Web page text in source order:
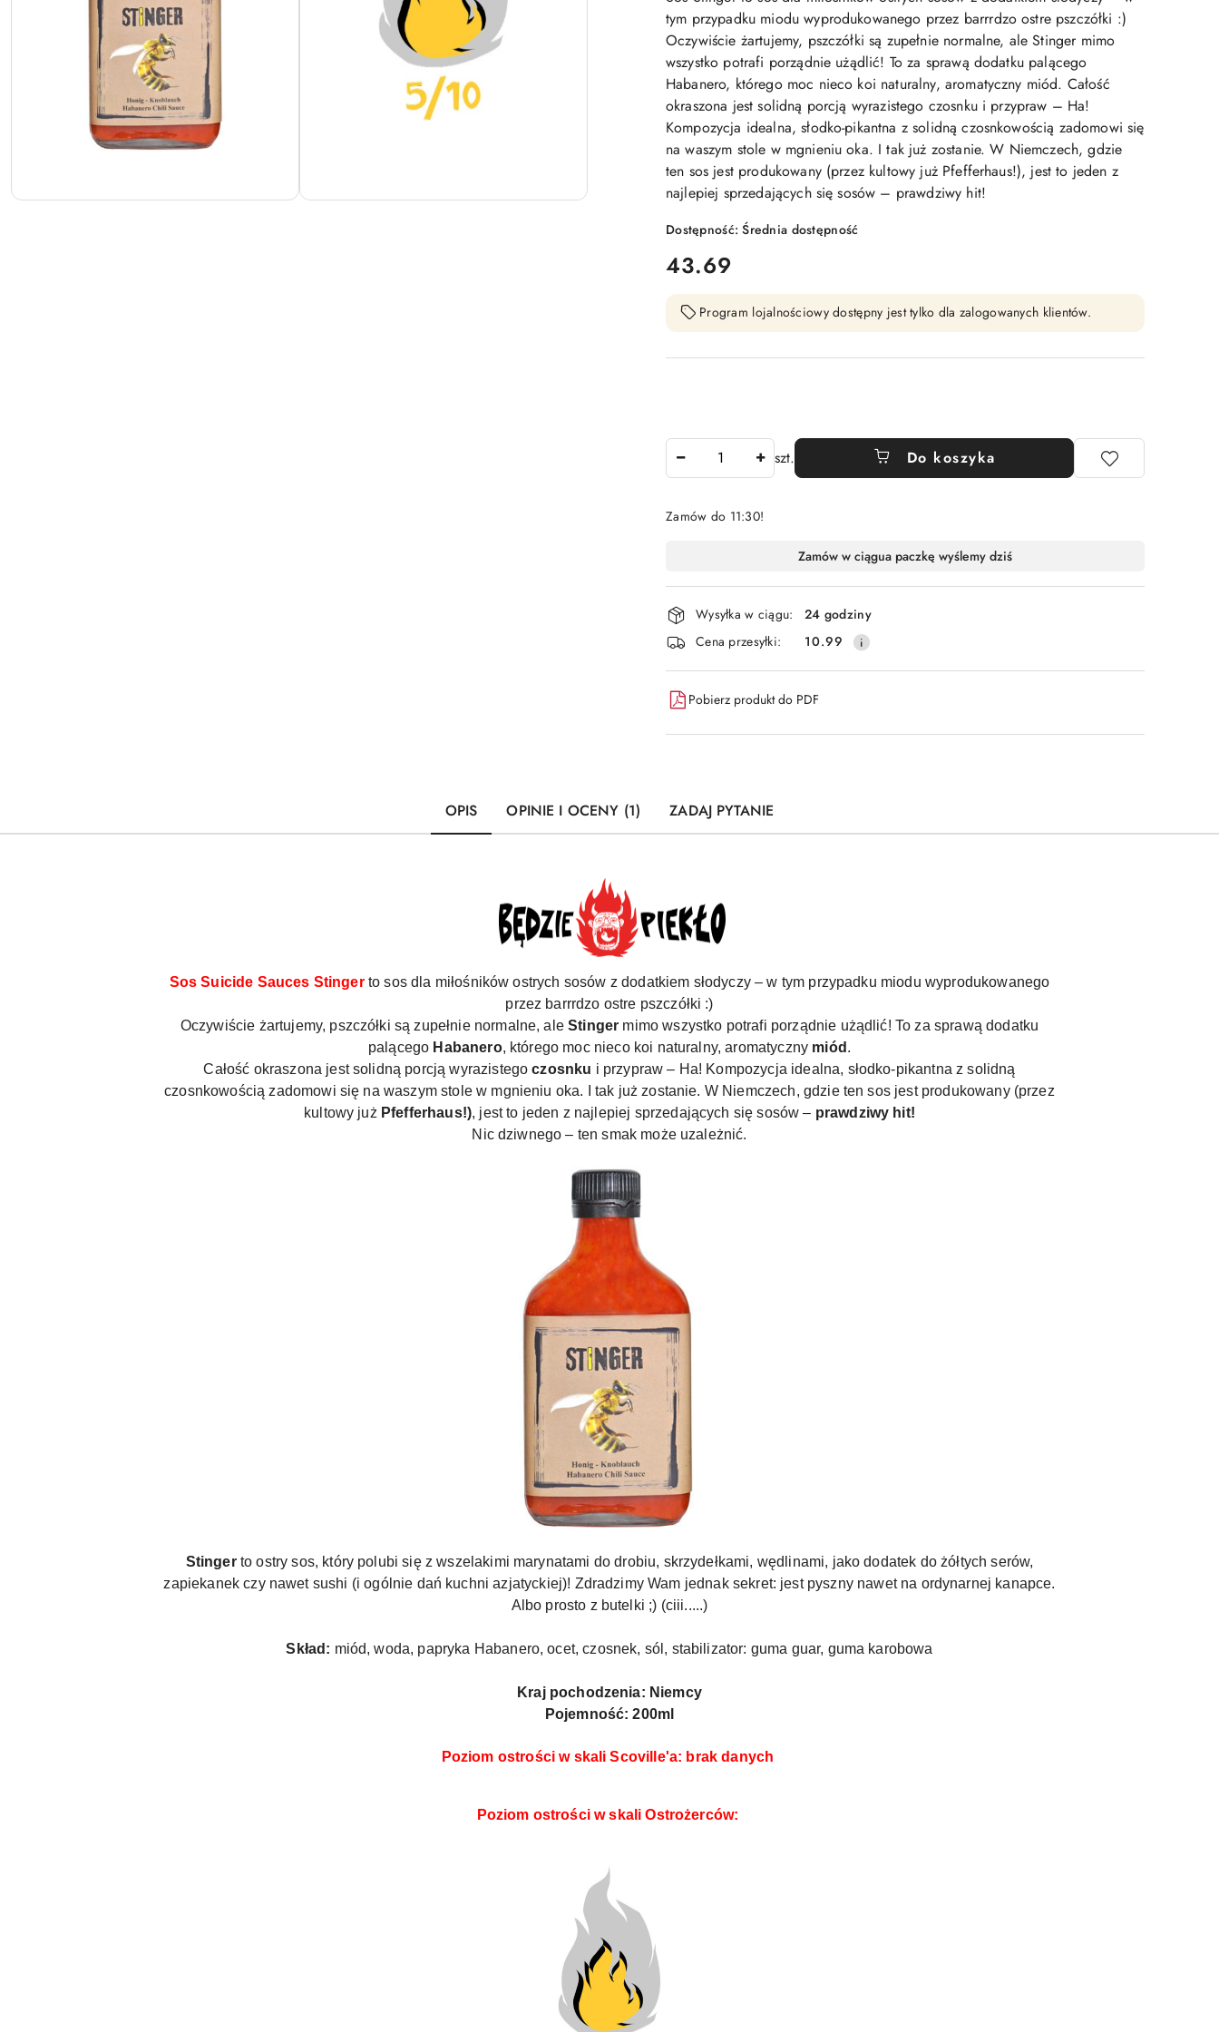
tym przypadku miodu wyprodukowanego przez barrrdzo ostre pszczółki :)
Oczywiście żartujemy, pszczółki są zupełnie normalne, ale Stinger mimo
wszystko potrafi porządnie użądlić! To za sprawą dodatku palącego
Habanero, którego moc nieco koi naturalny, aromatyczny miód. Całość
okraszona jest solidną porcją wyrazistego czosnku i przypraw – Ha!
Kompozycja idealna, słodko-pikantna z solidną czosnkowością zadomowi się
na waszym stole w mgnieniu oka. I tak już zostanie. W Niemczech, gdzie
ten sos jest produkowany (przez kultowy już Pfefferhaus!), jest to jeden z
najlepiej sprzedających się sosów – prawdziwy hit!
Dostępność:Średnia dostępność
cena:
43.69
Program lojalnościowy dostępny jest tylko dla zalogowanych klientów.
szt. Do koszyka
Zamów do 11:30!
i
dostawa
Zamów w ciągua paczkę wyślemy dziś
Wysyłka w ciągu:
24 godziny
Cena przesyłki:
10.99
Pobierz produkt do PDF
OPIS OPINIE I OCENY (1) ZADAJ PYTANIE
Sos Suicide Sauces Stinger to sos dla miłośników ostrych sosów z dodatkiem słodyczy – w tym przypadku miodu wyprodukowanego
przez barrrdzo ostre pszczółki :)
Oczywiście żartujemy, pszczółki są zupełnie normalne, aleStinger mimo wszystko potrafi porządnie użądlić! To za sprawą dodatku
palącego Habanero, którego moc nieco koi naturalny, aromatyczny miód .
Całość okraszona jest solidną porcją wyrazistegoczosnku i przypraw – Ha! Kompozycja idealna, słodko-pikantna z solidną
czosnkowością zadomowi się na waszym stole w mgnieniu oka. I tak już zostanie. W Niemczech, gdzie ten sos jest produkowany (przez
kultowy już Pfefferhaus!), jest to jeden z najlepiej sprzedających się sosów – prawdziwy hit!
Nic dziwnego – ten smak może uzależnić.
Stingerto ostry sos, który polubi się z wszelakimi marynatami do drobiu, skrzydełkami, wędlinami, jako dodatek do żółtych serów,
zapiekanek czy nawet sushi (i ogólnie dań kuchni azjatyckiej)! Zdradzimy Wam jednak sekret: jest pyszny nawet na ordynarnej kanapce.
Albo prosto z butelki ;) (ciii.....)
Skład: miód, woda, papryka Habanero, ocet, czosnek, sól, stabilizator: guma guar, guma karobowa
Kraj pochodzenia: Niemcy
Pojemność: 200ml
Poziom ostrości w skali Scoville'a: brak danych
Poziom ostrości w skali Ostrożerców: